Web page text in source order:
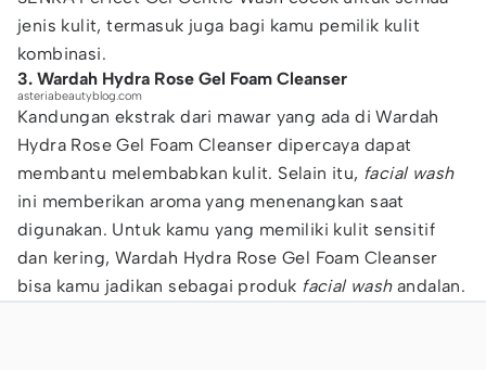
jenis kulit, termasuk juga bagi kamu pemilik kulit
kombinasi.
3. Wardah Hydra Rose Gel Foam Cleanser
asteriabeautyblog.com
Kandungan ekstrak dari mawar yang ada di Wardah
Hydra Rose Gel Foam Cleanser dipercaya dapat
membantu melembabkan kulit. Selain itu, facial wash
ini memberikan aroma yang menenangkan saat
digunakan. Untuk kamu yang memiliki kulit sensitif
dan kering, Wardah Hydra Rose Gel Foam Cleanser
bisa kamu jadikan sebagai produk facial washandalan.